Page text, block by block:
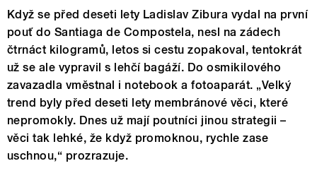
Když se před deseti lety Ladislav Zibura vydal na první
pouť do Santiaga de Compostela, nesl na zádech
čtrnáct kilogramů, letos si cestu zopakoval, tentokrát
už se ale vypravil s lehčí bagáží. Do osmikilového
zavazadla vměstnal i notebook a fotoaparát. „Velký
trend byly před deseti lety membránové věci, které
nepromokly. Dnes už mají poutníci jinou strategii –
věci tak lehké, že když promoknou, rychle zase
uschnou,“ prozrazuje.